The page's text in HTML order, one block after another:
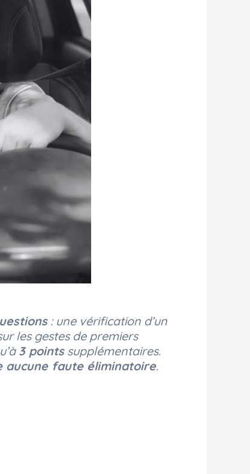
: une vérification d’un
les gestes de premiers
3 pointssupplémentaires.
aucune faute éliminatoire.